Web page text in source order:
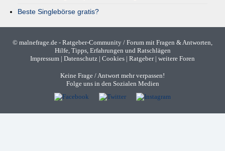
Beste Singlebörse gratis?
© malnefrage.de - Ratgeber-Community / Forum mit Fragen & Antworten,
Hilfe, Tipps, Erfahrungen und Ratschlägen
Impressum | Datenschutz | Cookies | Ratgeber| weitere Foren
Keine Frage / Antwort mehr verpassen!
Folge uns in den Sozialen Medien